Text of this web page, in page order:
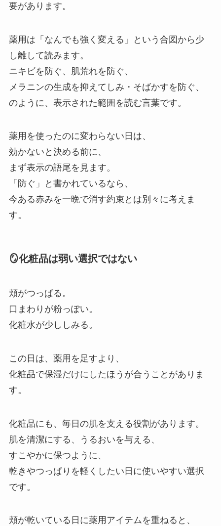
要があります。
薬用は「なんでも強く変える」という合図から少
し離して読みます。
ニキビを防ぐ、肌荒れを防ぐ、
メラニンの生成を抑えてしみ・そばかすを防ぐ、
のように、表示された範囲を読む言葉です。
薬用を使ったのに変わらない日は、
効かないと決める前に、
まず表示の語尾を見ます。
「防ぐ」と書かれているなら、
今ある赤みを一晩で消す約束とは別々に考えま
す。
🪞化粧品は弱い選択ではない
頬がつっぱる。
口まわりが粉っぽい。
化粧水が少ししみる。
この日は、薬用を足すより、
化粧品で保湿だけにしたほうが合うことがありま
す。
化粧品にも、毎日の肌を支える役割があります。
肌を清潔にする、うるおいを与える、
すこやかに保つように、
乾きやつっぱりを軽くしたい日に使いやすい選択
です。
頬が乾いている日に薬用アイテムを重ねると、